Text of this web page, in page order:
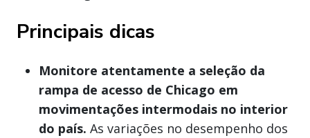
Principais dicas
Monitore atentamente a seleção da
rampa de acesso de Chicago em
movimentações intermodais no interior
do país. As variações no desempenho dos